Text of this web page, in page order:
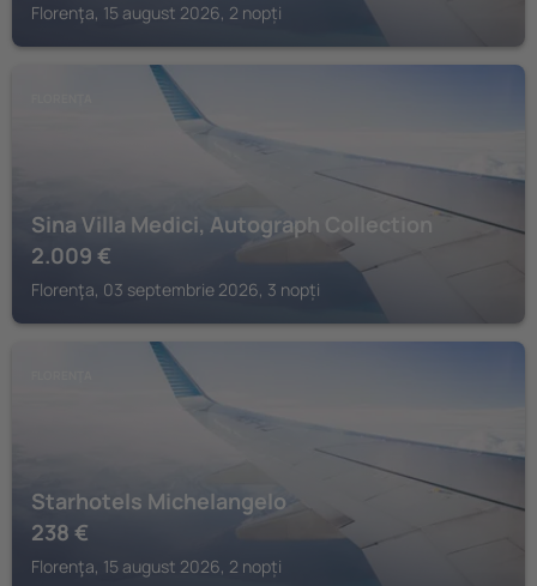
Florenţa, 15 august 2026, 2 nopți
Sina Villa Medici, Autograph Collection
2.009 €
Florenţa, 03 septembrie 2026, 3 nopți
Starhotels Michelangelo
238 €
Florenţa, 15 august 2026, 2 nopți